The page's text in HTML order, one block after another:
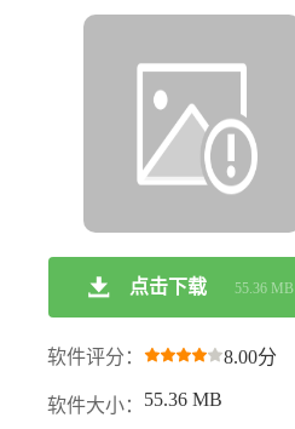
点击下载 55.36 MB
软件评分： 8.00分
软件大小： 55.36 MB